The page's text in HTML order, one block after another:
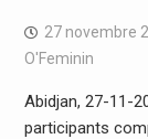
27 novembre
O'Feminin
Abidjan, 27-11-
participants